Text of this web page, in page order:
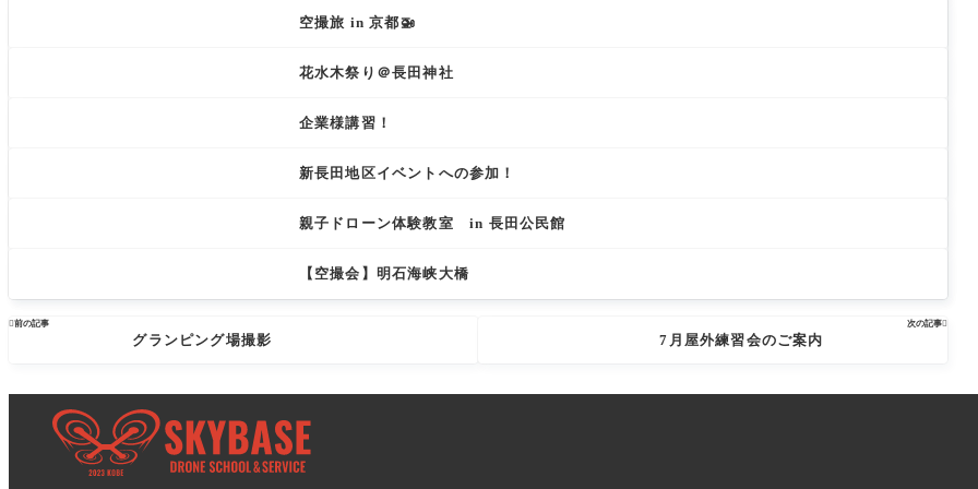
空撮旅 in 京都🚁
花水木祭り＠長田神社
企業様講習！
新長田地区イベントへの参加！
親子ドローン体験教室 in 長田公民館
【空撮会】明石海峡大橋
前の記事
グランピング場撮影
次の記事
7月屋外練習会のご案内